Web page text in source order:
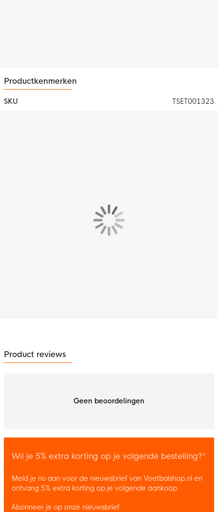
Productkenmerken
SKU TSET001323
Product reviews
Geen beoordelingen
Wil je 5% extra korting op je volgende bestelling?*
Meld je nu aan voor de nieuwsbrief van Voetbalshop.nl en
ontvang 5% extra korting op je volgende aankoop.
Abonneer je op onze nieuwsbrief